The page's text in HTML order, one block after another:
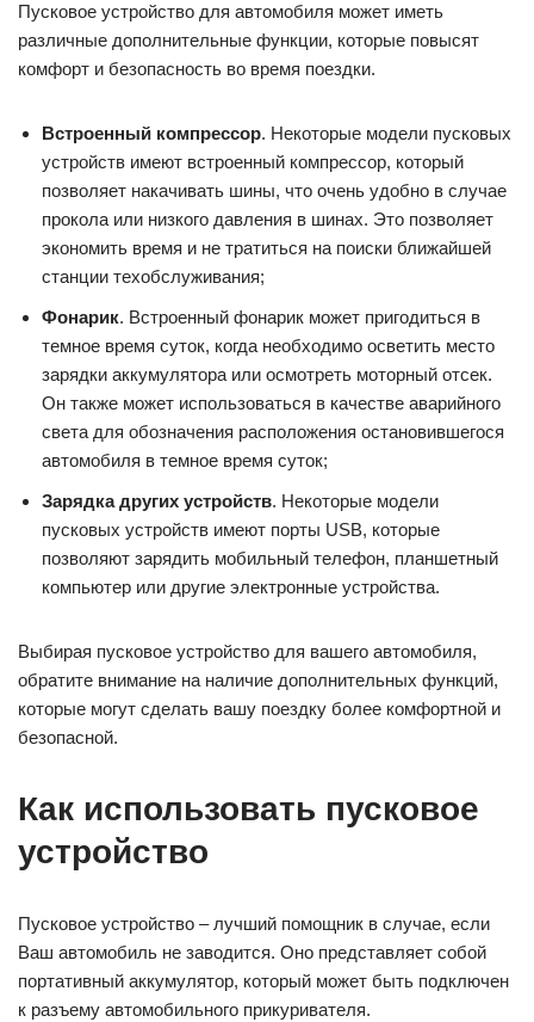
Пусковое устройство для автомобиля может иметь
различные дополнительные функции, которые повысят
комфорт и безопасность во время поездки.
Встроенный компрессор. Некоторые модели пусковых
устройств имеют встроенный компрессор, который
позволяет накачивать шины, что очень удобно в случае
прокола или низкого давления в шинах. Это позволяет
экономить время и не тратиться на поиски ближайшей
станции техобслуживания;
Фонарик. Встроенный фонарик может пригодиться в
темное время суток, когда необходимо осветить место
зарядки аккумулятора или осмотреть моторный отсек.
Он также может использоваться в качестве аварийного
света для обозначения расположения остановившегося
автомобиля в темное время суток;
Зарядка других устройств. Некоторые модели
пусковых устройств имеют порты USB, которые
позволяют зарядить мобильный телефон, планшетный
компьютер или другие электронные устройства.
Выбирая пусковое устройство для вашего автомобиля,
обратите внимание на наличие дополнительных функций,
которые могут сделать вашу поездку более комфортной и
безопасной.
Как использовать пусковое
устройство
Пусковое устройство – лучший помощник в случае, если
Ваш автомобиль не заводится. Оно представляет собой
портативный аккумулятор, который может быть подключен
к разъему автомобильного прикуривателя.